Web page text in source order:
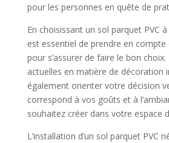
pour les personnes en quête de
En choisissant un sol parquet PVC
est essentiel de prendre en
pour s’assurer de faire le bon
actuelles en matière de décoration
également orienter votre décision
correspond à vos goûts et à
souhaitez créer dans votre espace
L’installation d’un sol parquet PVC